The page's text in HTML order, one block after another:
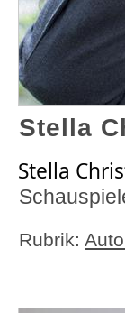
Stella
Stella
Rubrik: